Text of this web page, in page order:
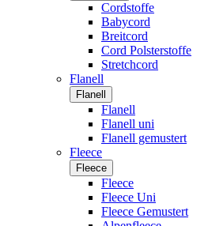
Cordstoffe
Babycord
Breitcord
Cord Polsterstoffe
Stretchcord
Flanell
Flanell
Flanell
Flanell uni
Flanell gemustert
Fleece
Fleece
Fleece
Fleece Uni
Fleece Gemustert